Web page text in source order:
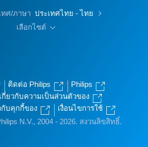
ทศ/ภาษา ประเทศไทย - ไทย
เลือกไซต์
ติดต่อ Philips
Philips
กี่ยวกับความเป็นส่วนตัวของ
กับคุกกี้ของ
เงื่อนไขการใช้
N.V., 2004 - 2026. สงวนลิขสิทธิ์.